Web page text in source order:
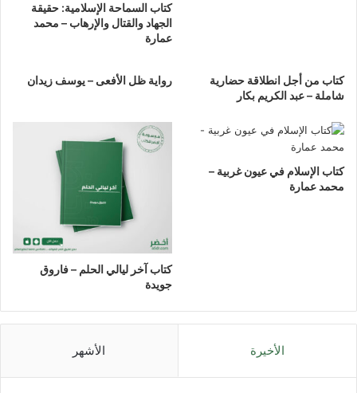
كتاب السماحة الإسلامية: حقيقة
الجهاد والقتال والإرهاب – محمد
عمارة
كتاب من أجل انطلاقة حضارية
شاملة – عبد الكريم بكار
رواية ظل الأفعى – يوسف زيدان
كتاب الإسلام في عيون غربية –
محمد عمارة
كتاب آخر ليالي الحلم – فاروق
جويدة
الأخيرة الأشهر